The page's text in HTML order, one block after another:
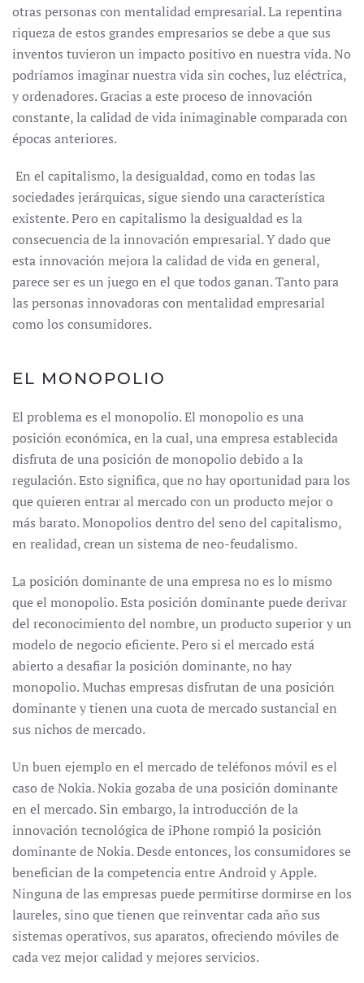
otras personas con mentalidad empresarial. La repentina
riqueza de estos grandes empresarios se debe a que sus
inventos tuvieron un impacto positivo en nuestra vida. No
podríamos imaginar nuestra vida sin coches, luz eléctrica,
y ordenadores. Gracias a este proceso de innovación
constante, la calidad de vida inimaginable comparada con
épocas anteriores.
En el capitalismo, la desigualdad, como en todas las
sociedades jerárquicas, sigue siendo una característica
existente. Pero en capitalismo la desigualdad es la
consecuencia de la innovación empresarial. Y dado que
esta innovación mejora la calidad de vida en general,
parece ser es un juego en el que todos ganan. Tanto para
las personas innovadoras con mentalidad empresarial
como los consumidores.
EL MONOPOLIO
El problema es el monopolio. El monopolio es una
posición económica, en la cual, una empresa establecida
disfruta de una posición de monopolio debido a la
regulación. Esto significa, que no hay oportunidad para los
que quieren entrar al mercado con un producto mejor o
más barato. Monopolios dentro del seno del capitalismo,
en realidad, crean un sistema de neo-feudalismo.
La posición dominante de una empresa no es lo mismo
que el monopolio. Esta posición dominante puede derivar
del reconocimiento del nombre, un producto superior y un
modelo de negocio eficiente. Pero si el mercado está
abierto a desafiar la posición dominante, no hay
monopolio. Muchas empresas disfrutan de una posición
dominante y tienen una cuota de mercado sustancial en
sus nichos de mercado.
Un buen ejemplo en el mercado de teléfonos móvil es el
caso de Nokia. Nokia gozaba de una posición dominante
en el mercado. Sin embargo, la introducción de la
innovación tecnológica de iPhone rompió la posición
dominante de Nokia. Desde entonces, los consumidores se
benefician de la competencia entre Android y Apple.
Ninguna de las empresas puede permitirse dormirse en los
laureles, sino que tienen que reinventar cada año sus
sistemas operativos, sus aparatos, ofreciendo móviles de
cada vez mejor calidad y mejores servicios.